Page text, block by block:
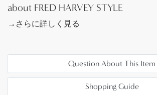
about FRED HARVEY STYLE
→さらに詳しく見る
Question About This Item
Shopping Guide